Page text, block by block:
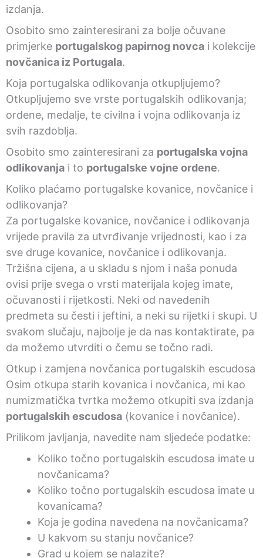
izdanja.
Osobito smo zainteresirani za bolje očuvane
primjerke portugalskog papirnog novcai kolekcije
novčanica iz Portugala.
Koja portugalska odlikovanja otkupljujemo?
Otkupljujemo sve vrste portugalskih odlikovanja;
ordene, medalje, te civilna i vojna odlikovanja iz
svih razdoblja.
Osobito smo zainteresirani za portugalska vojna
odlikovanjai to portugalske vojne ordene.
Koliko plaćamo portugalske kovanice, novčanice i
odlikovanja?
Za portugalske kovanice, novčanice i odlikovanja
vrijede pravila za utvrđivanje vrijednosti, kao i za
sve druge kovanice, novčanice i odlikovanja.
Tržišna cijena, a u skladu s njom i naša ponuda
ovisi prije svega o vrsti materijala kojeg imate,
očuvanosti i rijetkosti. Neki od navedenih
predmeta su česti i jeftini, a neki su rijetki i skupi. U
svakom slučaju, najbolje je da nas kontaktirate, pa
da možemo utvrditi o čemu se točno radi.
Otkup i zamjena novčanica portugalskih escudosa
Osim otkupa starih kovanica i novčanica, mi kao
numizmatička tvrtka možemo otkupiti sva izdanja
portugalskih escudosa(kovanice i novčanice).
Prilikom javljanja, navedite nam sljedeće podatke:
Koliko točno portugalskih escudosa imate u
novčanicama?
Koliko točno portugalskih escudosa imate u
kovanicama?
Koja je godina navedena na novčanicama?
U kakvom su stanju novčanice?
Grad u kojem se nalazite?